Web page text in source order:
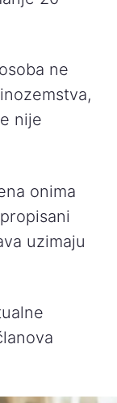
ne
nije
onima
uzimaju